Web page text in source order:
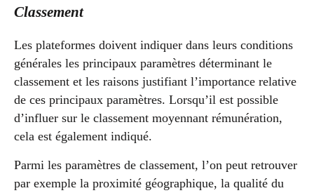
Classement
Les plateformes doivent indiquer dans leurs conditions
générales les principaux paramètres déterminant le
classement et les raisons justifiant l’importance relative
de ces principaux paramètres. Lorsqu’il est possible
d’influer sur le classement moyennant rémunération,
cela est également indiqué.
Parmi les paramètres de classement, l’on peut retrouver
par exemple la proximité géographique, la qualité du